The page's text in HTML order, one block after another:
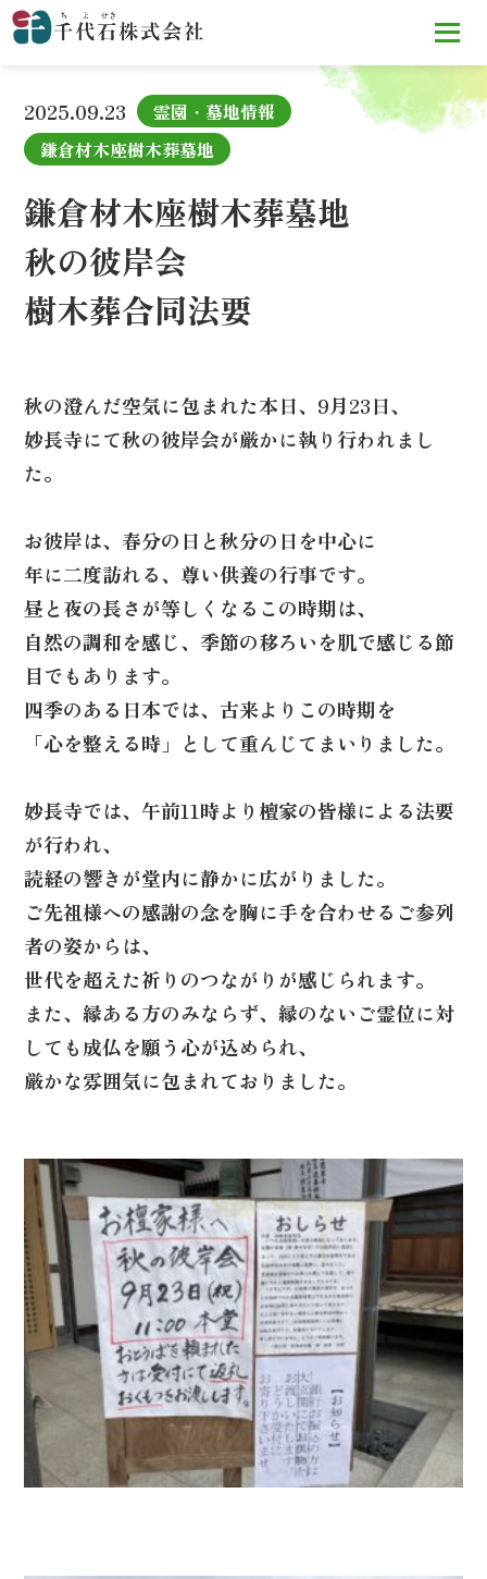
TOP お知らせ 鎌倉材木座樹木葬墓地
同法要
2025.09.23
霊園・墓地情報
鎌倉材木座樹木葬墓地
鎌倉材木座樹木葬墓地
秋の彼岸会
樹木葬合同法要
秋の澄んだ空気に包まれた本日、9月23日、
妙長寺にて秋の彼岸会が厳かに執り行われまし
た。
お彼岸は、春分の日と秋分の日を中心に
年に二度訪れる、尊い供養の行事です。
昼と夜の長さが等しくなるこの時期は、
自然の調和を感じ、季節の移ろいを肌で感じる節
目でもあります。
四季のある日本では、古来よりこの時期を
「心を整える時」として重んじてまいりました。
妙長寺では、午前11時より檀家の皆様による法要
が行われ、
読経の響きが堂内に静かに広がりました。
ご先祖様への感謝の念を胸に手を合わせるご参列
者の姿からは、
世代を超えた祈りのつながりが感じられます。
また、縁ある方のみならず、縁のないご霊位に対
しても成仏を願う心が込められ、
厳かな雰囲気に包まれておりました。